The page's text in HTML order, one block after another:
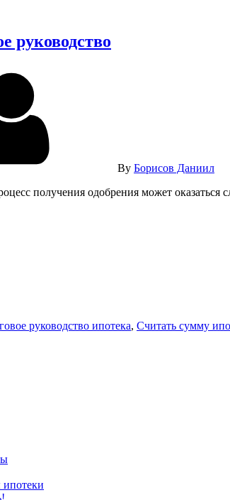
руководство
By Борисов Даниил
получения одобрения может
руководство ипотека, Считать сумму
ипотеки